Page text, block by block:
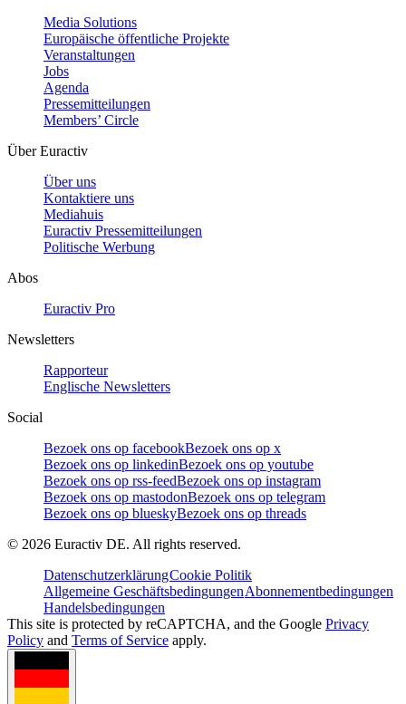
Media Solutions
Europäische öffentliche Projekte
Veranstaltungen
Jobs
Agenda
Pressemitteilungen
Members’ Circle
Über Euractiv
Über uns
Kontaktiere uns
Mediahuis
Euractiv Pressemitteilungen
Politische Werbung
Abos
Euractiv Pro
Newsletters
Rapporteur
Englische Newsletters
Social
Bezoek ons op facebookBezoek ons op x
Bezoek ons op linkedinBezoek ons op youtube
Bezoek ons op rss-feedBezoek ons op instagram
Bezoek ons op mastodonBezoek ons op telegram
Bezoek ons op blueskyBezoek ons op threads
© 2026 Euractiv DE. All rights reserved.
DatenschutzerklärungCookie Politik
Allgemeine GeschäftsbedingungenAbonnementbedingungen
Handelsbedingungen
This site is protected by reCAPTCHA, and the Google Privacy
Policy and Terms of Service apply.